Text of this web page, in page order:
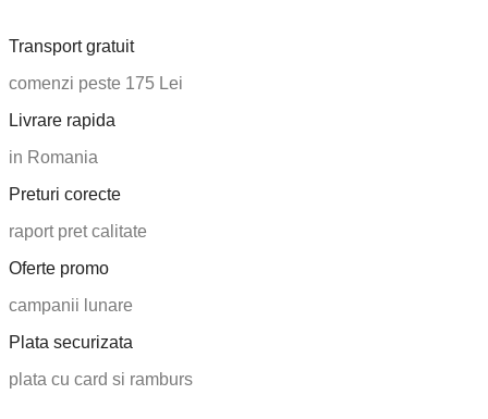
Transport gratuit
comenzi peste 175 Lei
Livrare rapida
in Romania
Preturi corecte
raport pret calitate
Oferte promo
campanii lunare
Plata securizata
plata cu card si ramburs